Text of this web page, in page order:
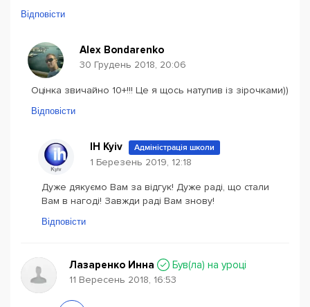
Відповісти
Alex Bondarenko
30 Грудень 2018, 20:06
Оцінка звичайно 10+!!! Це я щось натупив із зірочками))
Відповісти
IH Kyiv Адміністрація школи
1 Березень 2019, 12:18
Дуже дякуємо Вам за відгук! Дуже раді, що стали
Вам в нагоді! Завжди раді Вам знову!
Відповісти
Лазаренко Инна Був(ла) на уроці
11 Вересень 2018, 16:53